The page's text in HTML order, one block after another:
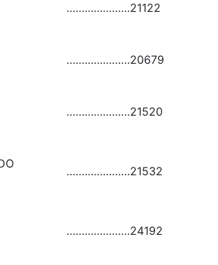
…………………21122
…………………20679
…………………21520
…………………21532
…………………24192